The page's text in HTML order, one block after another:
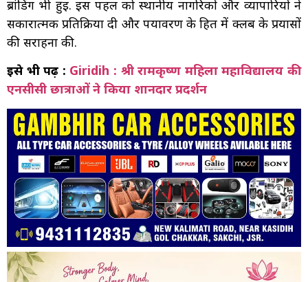
ब्रांडिंग भी हुई. इस पहल को स्थानीय नागरिकों और व्यापारियों ने
सकारात्मक प्रतिक्रिया दी और पर्यावरण के हित में क्लब के प्रयासों
की सराहना की.
इसे भी पढ़ें : Giridih : श्री रामकृष्ण महिला महाविद्यालय की
एनसीसी छात्राओं ने किया शानदार प्रदर्शन